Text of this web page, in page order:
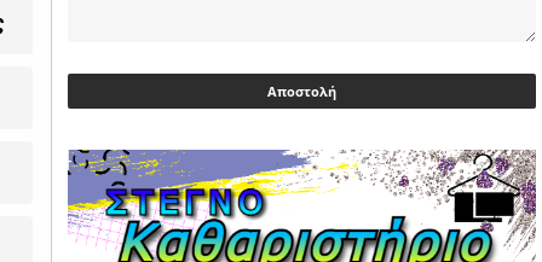
ΠΑΣΟΚ διεκδικεί ρόλο εναλλακτικής
πρότασης εξουσίας
Ακρίβεια: Με λίστα και περιορισμένες
επιλογές οι αγορές των νοικοκυριών
03/05/2026 | 07:59